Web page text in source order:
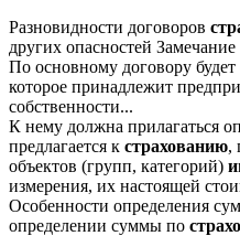
Разновидности договоров
других опасностей
По основному договору будет
которое принадлежит
собственности...
К нему должна прилагаться
предлагается к страхованию,
объектов (групп, категорий)
измерения, их настоящей
Особенности определения
определении суммы по